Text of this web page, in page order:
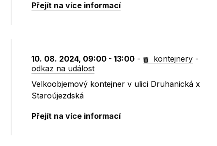
Přejít na více informací
10. 08. 2024, 09:00 - 13:00 - kontejnery -
odkaz na událost
Velkoobjemový kontejner v ulici Druhanická x
Staroújezdská
Přejít na více informací